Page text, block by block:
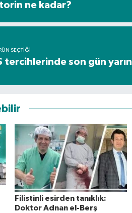
ne kadar?
SEÇTIĞI
tercihlerinde son gün yarın
Filistinli esirden tanıklık:
Doktor Adnan el-Berş